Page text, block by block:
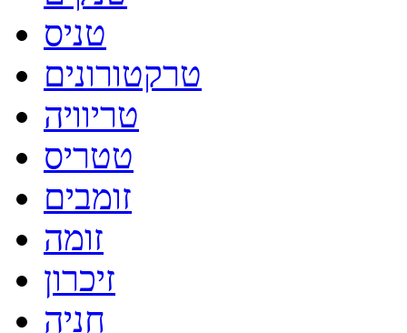
טניס
טרקטורונים
טריוויה
טטריס
זומבים
זומה
זיכרון
חניה